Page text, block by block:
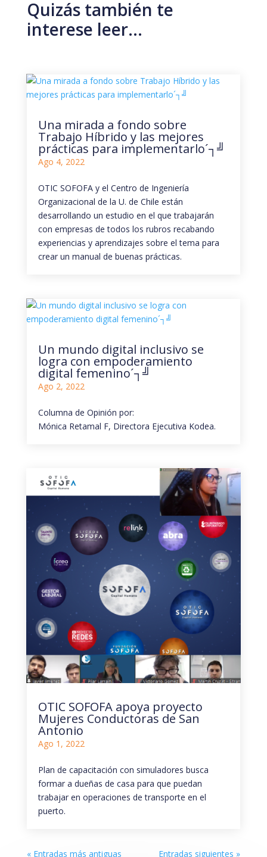
Quizás también te
interese leer…
Una mirada a fondo sobre
Trabajo Híbrido y las mejores
prácticas para implementarlo´┐╝
Ago 4, 2022
OTIC SOFOFA y el Centro de Ingeniería
Organizacional de la U. de Chile están
desarrollando un estudio en el que trabajarán
con empresas de todos los rubros recabando
experiencias y aprendizajes sobre el tema para
crear un manual de buenas prácticas.
Un mundo digital inclusivo se
logra con empoderamiento
digital femenino´┐╝
Ago 2, 2022
Columna de Opinión por:
Mónica Retamal F, Directora Ejecutiva Kodea.
OTIC SOFOFA apoya proyecto
Mujeres Conductoras de San
Antonio
Ago 1, 2022
Plan de capacitación con simuladores busca
formar a dueñas de casa para que puedan
trabajar en operaciones de transporte en el
puerto.
« Entradas más antiguas Entradas siguientes »